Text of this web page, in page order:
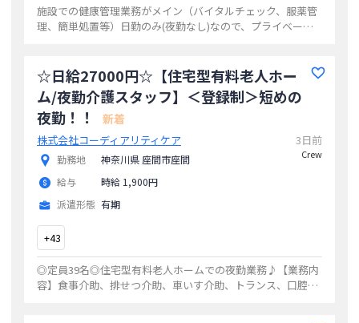
施設での健康管理業務がメイン（バイタルチェック、服薬管
理、簡単処置等）日勤のみ(夜勤なし)なので、プライベート
☆日給27000円☆【住宅型有料老人ホー
ム/夜勤介護スタッフ】＜登録制＞短めの
夜勤！！
新着
株式会社コーディアリティケア
勤務地
神奈川県 座間市座間
給与
時給 1,900円
派遣形態 有期
3日前
Crew
+43
◎定員39名◎住宅型有料老人ホームでの夜勤業務♪【業務内
容】食事介助、排せつ介助、車いす介助、トランス、口腔ケ